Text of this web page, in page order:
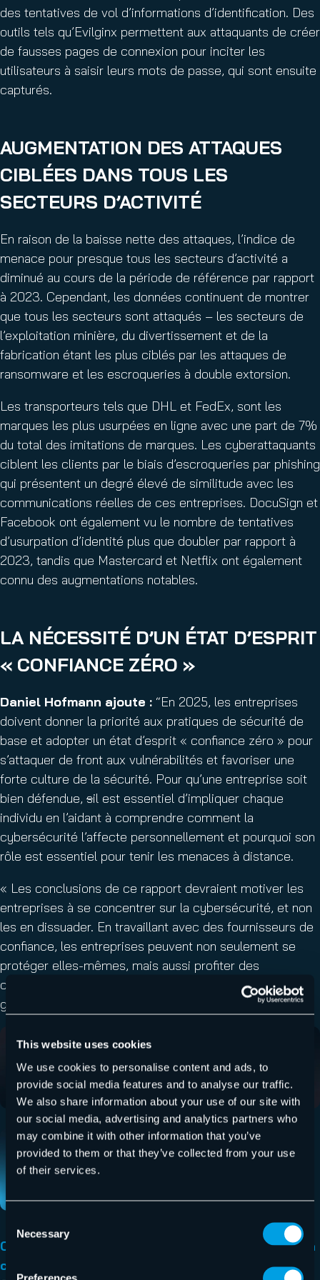
This website uses cookies
We use cookies to personalise content and ads, to
provide social media features and to analyse our traffic.
We also share information about your use of our site with
our social media, advertising and analytics partners who
may combine it with other information that you’ve
provided to them or that they’ve collected from your use
of their services.
Selection
Necessary
Preferences
des tentatives de vol d’informations d’identification. Des
outils tels qu’Evilginx permettent aux attaquants de créer
de fausses pages de connexion pour inciter les
utilisateurs à saisir leurs mots de passe, qui sont ensuite
capturés.
AUGMENTATION DES ATTAQUES
CIBLÉES DANS TOUS LES
SECTEURS D’ACTIVITÉ
En raison de la baisse nette des attaques, l’indice de
menace pour presque tous les secteurs d’activité a
diminué au cours de la période de référence par rapport
à 2023. Cependant, les données continuent de montrer
que tous les secteurs sont attaqués – les secteurs de
l’exploitation minière, du divertissement et de la
fabrication étant les plus ciblés par les attaques de
ransomware et les escroqueries à double extorsion.
Les transporteurs tels que DHL et FedEx, sont les
marques les plus usurpées en ligne avec une part de 7%
du total des imitations de marques. Les cyberattaquants
ciblent les clients par le biais d’escroqueries par phishing
qui présentent un degré élevé de similitude avec les
communications réelles de ces entreprises. DocuSign et
Facebook ont également vu le nombre de tentatives
d’usurpation d’identité plus que doubler par rapport à
2023, tandis que Mastercard et Netflix ont également
connu des augmentations notables.
LA NÉCESSITÉ D’UN ÉTAT D’ESPRIT
« CONFIANCE ZÉRO »
Daniel Hofmann ajoute : “En 2025, les entreprises
doivent donner la priorité aux pratiques de sécurité de
base et adopter un état d’esprit « confiance zéro » pour
s’attaquer de front aux vulnérabilités et favoriser une
forte culture de la sécurité. Pour qu’une entreprise soit
bien défendue, sil est essentiel d’impliquer chaque
individu en l’aidant à comprendre comment la
cybersécurité l’affecte personnellement et pourquoi son
rôle est essentiel pour tenir les menaces à distance.
« Les conclusions de ce rapport devraient motiver les
entreprises à se concentrer sur la cybersécurité, et non
les en dissuader. En travaillant avec des fournisseurs de
confiance, les entreprises peuvent non seulement se
protéger elles-mêmes, mais aussi profiter des
connaissances d’experts qui améliorent leur stratégie
globale de cybersécurité. »
Cliquez ici pour lire l’intégralité du rapport sur la
cybersécurité
, où figurent les prévisions pour